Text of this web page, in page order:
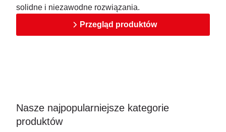
solidne i niezawodne rozwiązania.
Przegląd produktów
Nasze najpopularniejsze kategorie
produktów